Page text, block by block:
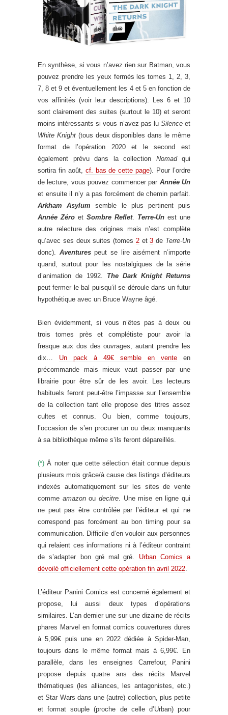
En synthèse, si vous n’avez rien sur Batman, vous
pouvez prendre les yeux fermés les tomes 1, 2, 3,
7, 8 et 9 et éventuellement les 4 et 5 en fonction de
vos affinités (voir leur descriptions). Les 6 et 10
sont clairement des suites (surtout le 10) et seront
moins intéressants si vous n’avez pas lu Silenceet
White Knight(tous deux disponibles dans le même
format de l’opération 2020 et le second est
également prévu dans la collection Nomadqui
sortira fin août, cf. bas de cette page). Pour l’ordre
de lecture, vous pouvez commencer par Année Un
et ensuite il n’y a pas forcément de chemin parfait.
Arkham Asylum semble le plus pertinent puis
Année Zéro et Sombre Reflet. Terre-Un est une
autre relecture des origines mais n’est complète
qu’avec ses deux suites (tomes 2et3 de Terre-Un
donc). Aventures peut se lire aisément n’importe
quand, surtout pour les nostalgiques de la série
d’animation de 1992. The Dark Knight Returns
peut fermer le bal puisqu’il se déroule dans un futur
hypothétique avec un Bruce Wayne âgé.
Bien évidemment, si vous n’êtes pas à deux ou
trois tomes près et complétiste pour avoir la
fresque aux dos des ouvrages, autant prendre les
dix… Un pack à 49€ semble en vente en
précommande mais mieux vaut passer par une
librairie pour être sûr de les avoir. Les lecteurs
habituels feront peut-être l’impasse sur l’ensemble
de la collection tant elle propose des titres assez
cultes et connus. Ou bien, comme toujours,
l’occasion de s’en procurer un ou deux manquants
à sa bibliothèque même s’ils feront dépareillés.
(*) À noter que cette sélection était connue depuis
plusieurs mois grâce/à cause des listings d’éditeurs
indexés automatiquement sur les sites de vente
comme amazonou decitre. Une mise en ligne qui
ne peut pas être contrôlée par l’éditeur et qui ne
correspond pas forcément au bon timing pour sa
communication. Difficile d’en vouloir aux personnes
qui relaient ces informations ni à l’éditeur contraint
de s’adapter bon gré mal gré. Urban Comics a
dévoilé officiellement cette opération fin avril 2022.
L’éditeur Panini Comics est concerné également et
propose, lui aussi deux types d’opérations
similaires. L’an dernier une sur une dizaine de récits
phares Marvel en format comics couvertures dures
à 5,99€ puis une en 2022 dédiée à Spider-Man,
toujours dans le même format mais à 6,99€. En
parallèle, dans les enseignes Carrefour, Panini
propose depuis quatre ans des récits Marvel
thématiques (les alliances, les antagonistes, etc.)
et Star Wars dans une (autre) collection, plus petite
et format souple (proche de celle d’Urban) pour